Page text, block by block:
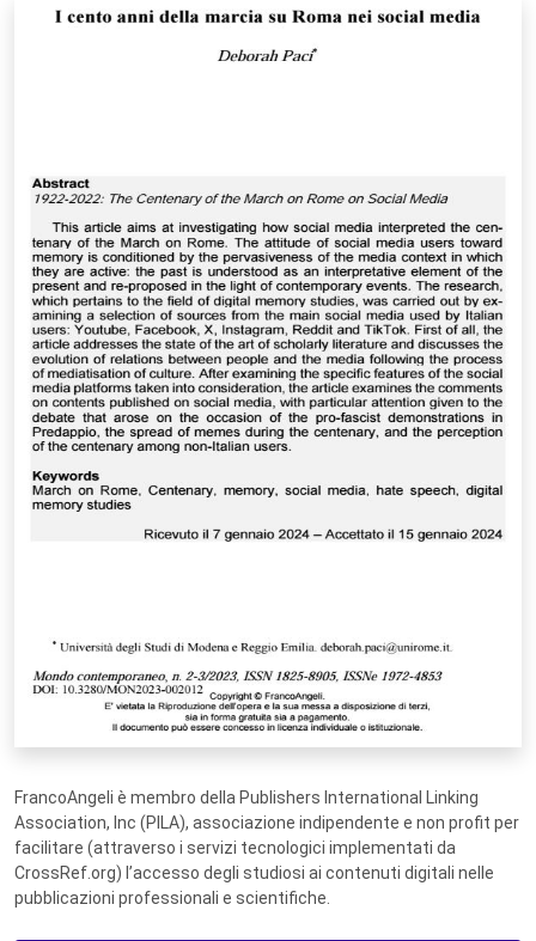
FrancoAngeli è membro della Publishers International Linking
Association, Inc (PILA), associazione indipendente e non profit per
facilitare (attraverso i servizi tecnologici implementati da
CrossRef.org) l’accesso degli studiosi ai contenuti digitali nelle
pubblicazioni professionali e scientifiche.